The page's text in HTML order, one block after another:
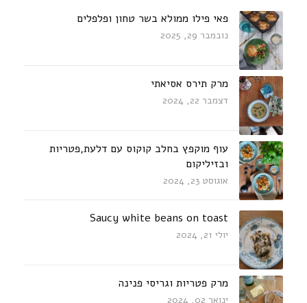
פאי פילו ממולא בשר טחון ופלפלים
נובמבר 29, 2025
מרק תירס אסיאתי
דצמבר 22, 2024
עוף מוקפץ בחלב קוקוס עם דלעת,פטריות
ובזיליקום
אוגוסט 23, 2024
Saucy white beans on toast
יולי 21, 2024
מרק פטריות וגריסי פנינה
ינואר 02, 2024